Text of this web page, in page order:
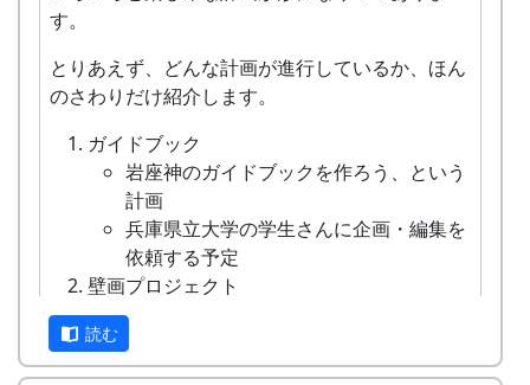
休憩中（15:00頃?） ... 休憩ばかりしている訳では
ありません。
す。
とりあえず、どんな計画が進行しているか、ほん
のさわりだけ紹介します。
ガイドブック
岩座神のガイドブックを作ろう、という
計画
兵庫県立大学の学生さんに企画・編集を
依頼する予定
壁画プロジェクト
殺風景なコンクリート擁壁に壁画を描こ
う、というプロジェクト
図案は公募（豪華賞品付き？）
読む